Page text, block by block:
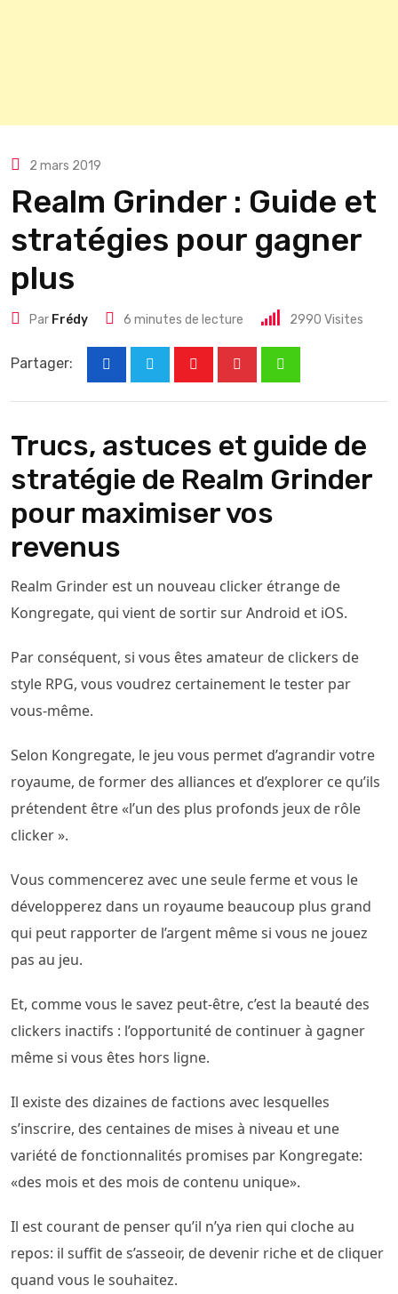
2 mars 2019
Realm Grinder : Guide et
stratégies pour gagner
plus
Par Frédy 6 minutes de lecture 2990 Visites
Partager:
Trucs, astuces et guide de
stratégie de Realm Grinder
pour maximiser vos
revenus
Realm Grinder est un nouveau clicker étrange de
Kongregate, qui vient de sortir sur Android et iOS.
Par conséquent, si vous êtes amateur de clickers de
style RPG, vous voudrez certainement le tester par
vous-même.
Selon Kongregate, le jeu vous permet d’agrandir votre
royaume, de former des alliances et d’explorer ce qu’ils
prétendent être «l’un des plus profonds jeux de rôle
clicker ».
Vous commencerez avec une seule ferme et vous le
développerez dans un royaume beaucoup plus grand
qui peut rapporter de l’argent même si vous ne jouez
pas au jeu.
Et, comme vous le savez peut-être, c’est la beauté des
clickers inactifs : l’opportunité de continuer à gagner
même si vous êtes hors ligne.
Il existe des dizaines de factions avec lesquelles
s’inscrire, des centaines de mises à niveau et une
variété de fonctionnalités promises par Kongregate:
«des mois et des mois de contenu unique».
Il est courant de penser qu’il n’ya rien qui cloche au
repos: il suffit de s’asseoir, de devenir riche et de cliquer
quand vous le souhaitez.